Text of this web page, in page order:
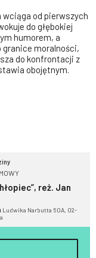
od pierwszych
do głębokiej
humorem, a
granice moralności,
do konfrontacji z
obojętnym.
reż. Jan
Ludwika Narbutta 50A, 02-